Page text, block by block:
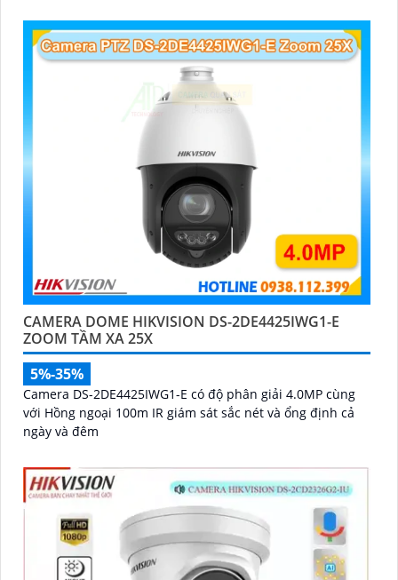
CAMERA DOME HIKVISION DS-2DE4425IWG1-E
ZOOM TẦM XA 25X
5%-35%
Camera DS-2DE4425IWG1-E có độ phân giải 4.0MP cùng
với Hồng ngoại 100m IR giám sát sắc nét và ổng định cả
ngày và đêm